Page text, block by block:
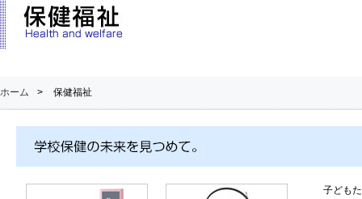
ホーム > 保健福祉
子ども